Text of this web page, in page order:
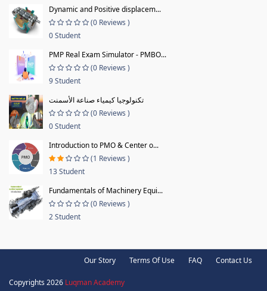
Dynamic and Positive displacem...
(0 Reviews )
0 Student
PMP Real Exam Simulator - PMBO...
(0 Reviews )
9 Student
تكنولوجيا كيمياء صناعة الأسمنت
(0 Reviews )
0 Student
Introduction to PMO & Center o...
(1 Reviews )
13 Student
Fundamentals of Machinery Equi...
(0 Reviews )
2 Student
Our Story Terms Of Use FAQ Contact Us
Copyrights 2026 Luqman Academy